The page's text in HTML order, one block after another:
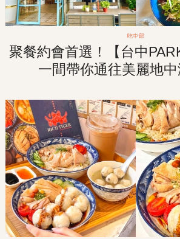
吃中部
聚餐約會首選！【台中
一間帶你通往美麗地